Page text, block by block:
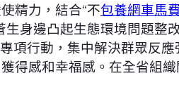
精力，結合“不包養網車馬
身邊凸起生態環境問題整
項行動，集中解決群眾反
得感和幸福感。在全省組